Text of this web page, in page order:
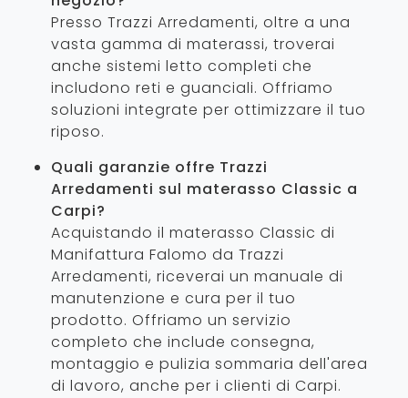
Presso Trazzi Arredamenti, oltre a una
vasta gamma di materassi, troverai
anche sistemi letto completi che
includono reti e guanciali. Offriamo
soluzioni integrate per ottimizzare il tuo
riposo.
Quali garanzie offre Trazzi
Arredamenti sul materasso Classic a
Carpi?
Acquistando il materasso Classic di
Manifattura Falomo da Trazzi
Arredamenti, riceverai un manuale di
manutenzione e cura per il tuo
prodotto. Offriamo un servizio
completo che include consegna,
montaggio e pulizia sommaria dell'area
di lavoro, anche per i clienti di Carpi.